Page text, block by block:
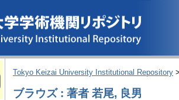
Tokyo Keizai University Institutional Repository
ブラウズ : 著者 若尾, 良男